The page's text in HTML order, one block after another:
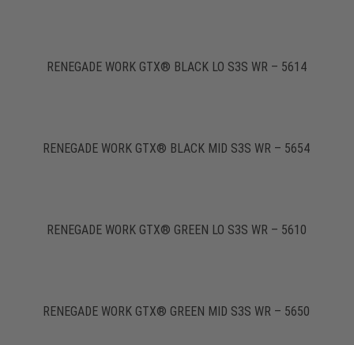
RENEGADE WORK GTX® BLACK LO S3S WR – 5614
RENEGADE WORK GTX® BLACK MID S3S WR – 5654
RENEGADE WORK GTX® GREEN LO S3S WR – 5610
RENEGADE WORK GTX® GREEN MID S3S WR – 5650